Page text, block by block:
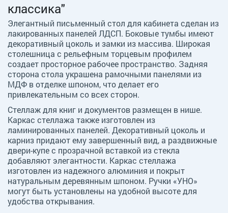
классика"
Элегантный письменный стол для кабинета сделан из
лакированных панелей ЛДСП. Боковые тумбы имеют
декоративный цоколь и замки из массива. Широкая
столешница с рельефным торцевым профилем
создает просторное рабочее пространство. Задняя
сторона стола украшена рамочными панелями из
МДФ в отделке шпоном, что делает его
привлекательным со всех сторон.
Стеллаж для книг и документов размещен в нише.
Каркас стеллажа также изготовлен из
ламинированных панелей. Декоративный цоколь и
карниз придают ему завершенный вид, а раздвижные
двери-купе с прозрачной вставкой из стекла
добавляют элегантности. Каркас стеллажа
изготовлен из надежного алюминия и покрыт
натуральным деревянным шпоном. Ручки «УНО»
могут быть установлены на удобной высоте для
удобства открывания.